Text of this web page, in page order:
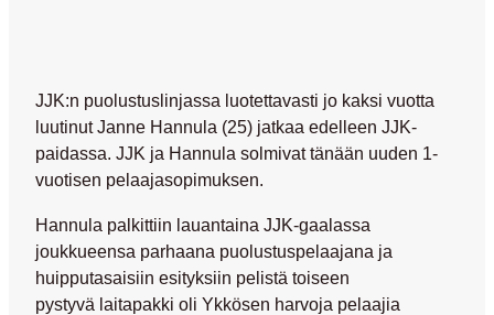
JJK:n puolustuslinjassa luotettavasti jo kaksi vuotta
luutinut Janne Hannula (25) jatkaa edelleen JJK-
paidassa. JJK ja Hannula solmivat tänään uuden 1-
vuotisen pelaajasopimuksen.
Hannula palkittiin lauantaina JJK-gaalassa
joukkueensa parhaana puolustuspelaajana ja
huipputasaisiin esityksiin pelistä toiseen
pystyvä laitapakki oli Ykkösen harvoja pelaajia